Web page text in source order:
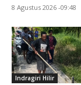
8 Agustus 2026 -09:48
Indragiri Hilir